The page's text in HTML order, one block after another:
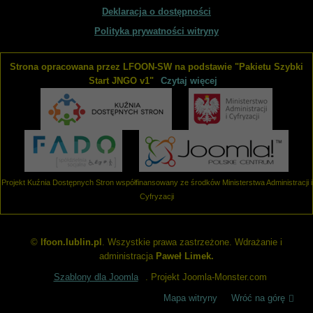
przez Zarząd Fundacji. W tym dziale udostępniane są plany
Sprawozdania i raporty Liczba pozycji: 3
W tym dziale zgromadzone są dokumenty sprawozdawcze
Fundacji - roczne sprawozdania merytoryczne oraz raporty
z realizacji programów i projektów. Aby zapoznać się
z udostępnionymi w BIP dokumentami, należy skorzystać
z odsyłaczy poniżej. Aby przeglądać inne działy BIP, prosimy
wybrać odpowiednie łącze z bocznego menu.
Deklaracja o dostępności
Polityka prywatności witryny
Strona opracowana przez LFOON-SW na podstawie "Pakietu Szybki
Start JNGO v1"
Czytaj więcej
Projekt Kuźnia Dostępnych Stron współfinansowany ze środków Ministerstwa Administracji i
Cyfryzacji
© lfoon.lublin.pl . Wszystkie prawa zastrzeżone. Wdrażanie i
administracja Paweł Limek.
Szablony dla Joomla
. Projekt Joomla-Monster.com
Mapa witryny
Wróć na górę